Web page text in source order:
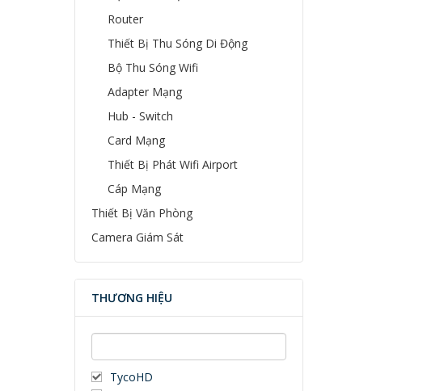
Router
Thiết Bị Thu Sóng Di Động
Bộ Thu Sóng Wifi
Adapter Mạng
Hub - Switch
Card Mạng
Thiết Bị Phát Wifi Airport
Cáp Mạng
Thiết Bị Văn Phòng
Camera Giám Sát
THƯƠNG HIỆU
TycoHD